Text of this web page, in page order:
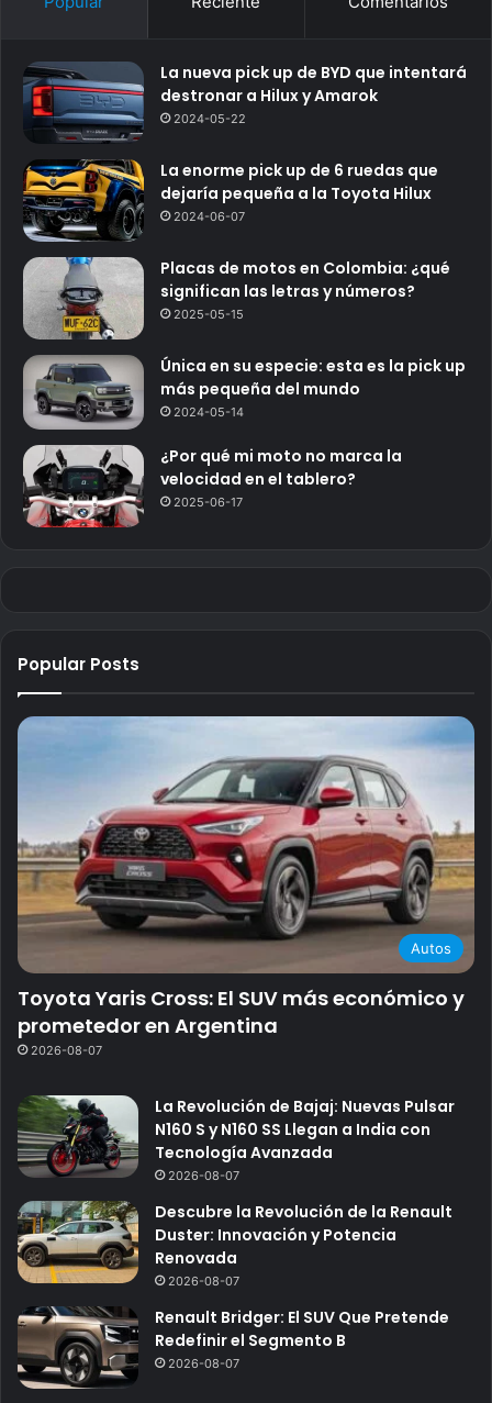
La nueva pick up de BYD que intentará
destronar a Hilux y Amarok
2024-05-22
La enorme pick up de 6 ruedas que
dejaría pequeña a la Toyota Hilux
2024-06-07
Placas de motos en Colombia: ¿qué
significan las letras y números?
2025-05-15
Única en su especie: esta es la pick up
más pequeña del mundo
2024-05-14
¿Por qué mi moto no marca la
velocidad en el tablero?
2025-06-17
Popular Posts
Autos
Toyota Yaris Cross: El SUV más económico y
prometedor en Argentina
2026-08-07
La Revolución de Bajaj: Nuevas Pulsar
N160 S y N160 SS Llegan a India con
Tecnología Avanzada
2026-08-07
Descubre la Revolución de la Renault
Duster: Innovación y Potencia
Renovada
2026-08-07
Renault Bridger: El SUV Que Pretende
Redefinir el Segmento B
2026-08-07